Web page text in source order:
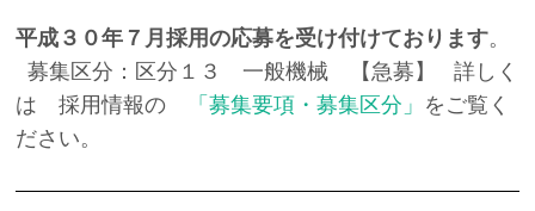
平成３０年７月採用の応募を受け付けております。
募集区分：区分１３ 一般機械 【急募】 詳しく
は 採用情報の
「募集要項・募集区分」 をご覧く
ださい。